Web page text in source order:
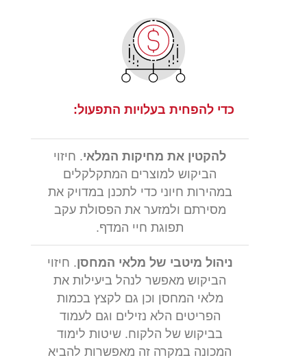
כדי להפחית בעלויות התפעול:
להקטין את מחיקות המלאי. חיזוי
הביקוש למוצרים המתקלקלים
במהירות חיוני כדי לתכנן במדויק את
מסירתם ולמזער את הפסולת עקב
תפוגת חיי המדף.
ניהול מיטבי של מלאי המחסן. חיזוי
הביקוש מאפשר לנהל ביעילות את
מלאי המחסן וכן גם לקצץ בכמות
הפריטים הלא נזילים וגם לעמוד
בביקוש של הלקוח. שיטות לימוד
המכונה במקרה זה מאפשרות להביא